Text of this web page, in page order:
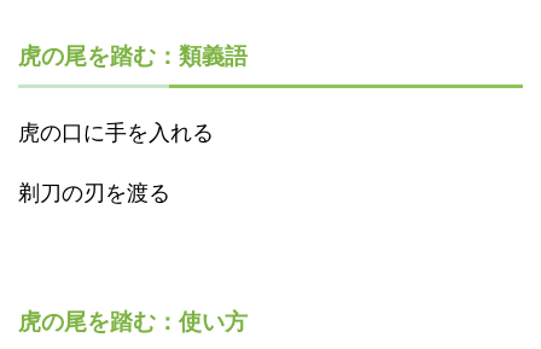
虎の尾を踏む：類義語
虎の口に手を入れる
剃刀の刃を渡る
虎の尾を踏む：使い方